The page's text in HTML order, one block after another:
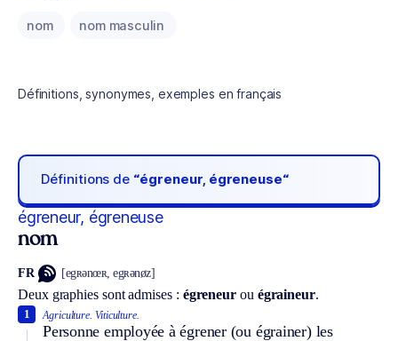
nom nom masculin
Définitions, synonymes, exemples en français
Définitions de “égreneur, égreneuse“
égreneur, égreneuse
nom
FR [egʀənœʀ, egʀənøz]
Deux graphies sont admises : égreneur ou égraineur.
Agriculture. Viticulture.
Personne employée à égrener (ou égrainer) les
1